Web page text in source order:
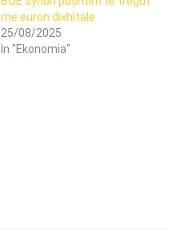
me euron dixhitale
25/08/2025
In "Ekonomia"